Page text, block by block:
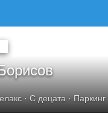
· С децата · Паркинг